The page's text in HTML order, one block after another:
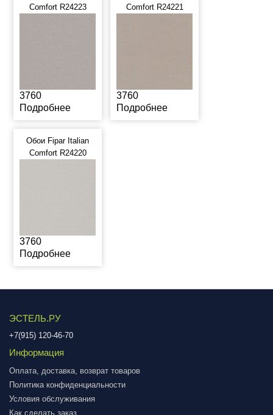
Comfort R24223
3760
Подробнее
Comfort R24221
3760
Подробнее
Обои Fipar Italian
Comfort R24220
3760
Подробнее
ЭСТЕЛЬ.РУ
+7(915) 120-46-70
Информация
Оплата, доставка, возврат товаров
Политика конфиденциальности
Условия обслуживания
Как сделать заказ